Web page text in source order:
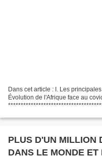
Dans cet article : I. Les
Évolution de l'Afrique face au
PLUS D'UN MILLION
DANS LE MONDE